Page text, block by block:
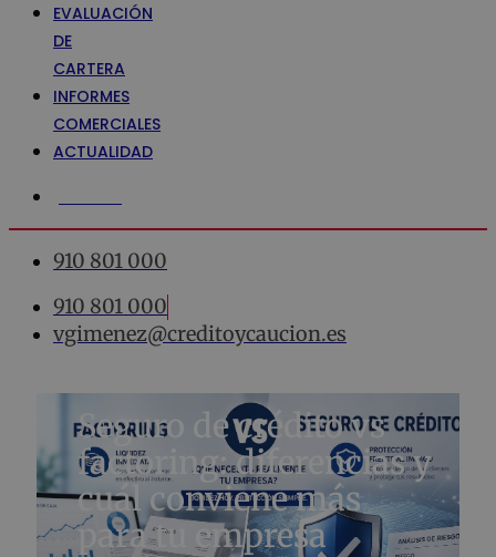
EVALUACIÓN
DE
CARTERA
INFORMES
COMERCIALES
ACTUALIDAD
910 801 000
910 801 000
vgimenez@creditoycaucion.es
Seguro de crédito vs
factoring: diferencias y
cuál conviene más
para tu empresa